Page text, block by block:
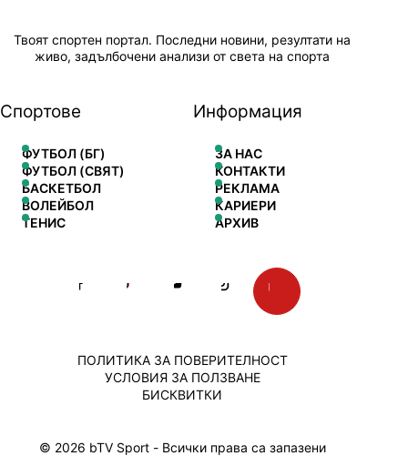
Твоят спортен портал. Последни новини, резултати на
живо, задълбочени анализи от света на спорта
Спортове
ФУТБОЛ (БГ)
ФУТБОЛ (СВЯТ)
БАСКЕТБОЛ
ВОЛЕЙБОЛ
ТЕНИС
Информация
ЗА НАС
КОНТАКТИ
РЕКЛАМА
КАРИЕРИ
АРХИВ
© 2026 bTV Sport - Всички права са запазени
ПОЛИТИКА ЗА ПОВЕРИТЕЛНОСТ
УСЛОВИЯ ЗА ПОЛЗВАНЕ
БИСКВИТКИ